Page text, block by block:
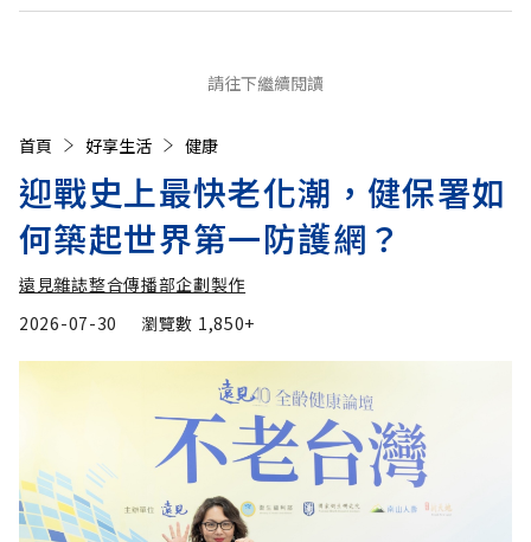
請往下繼續閱讀
首頁 好享生活 健康
迎戰史上最快老化潮，健保署如
何築起世界第一防護網？
遠見雜誌整合傳播部企劃製作
2026-07-30
瀏覽數 1,850+